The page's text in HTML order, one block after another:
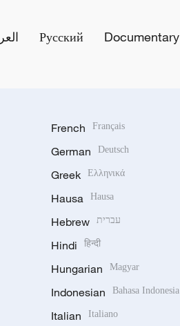
Русский Documentary
French Français
German Deutsch
Greek Ελληνικά
Hausa Hausa
Hebrew עברית
Hindi हिन्दी
Hungarian Magyar
Indonesian Bahasa Indonesia
Italian Italiano